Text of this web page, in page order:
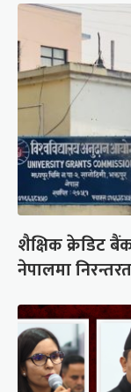
शैक्षिक क्रेडिट
नेपालमा